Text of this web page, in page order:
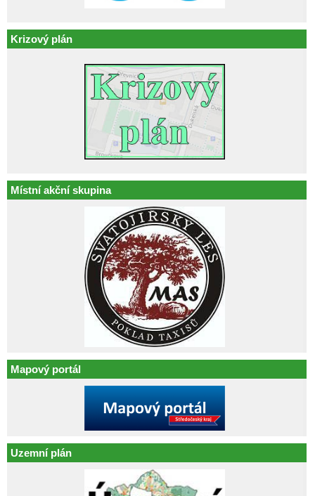
Krizový plán
Místní akční skupina
Mapový portál
Uzemní plán